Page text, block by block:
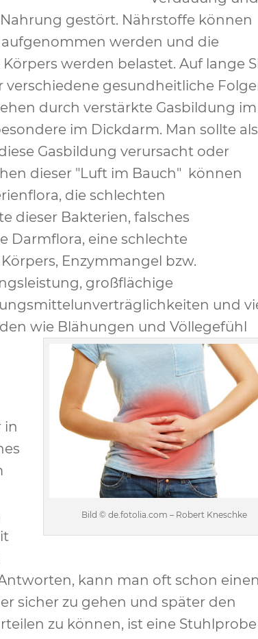
gestört. Nährstoffe können
werden und die
werden belastet. Auf lange
verschiedene gesundheitliche
durch verstärkte Gasbildung im
im Dickdarm. Man sollte
Gasbildung verursacht oder
dieser "Luft im Bauch" können
die schlechten
dieser Bakterien, falsches
Darmflora, eine schlechte
Enzymmangel bzw.
großflächige
und
wie Blähungen und Völlegefühl
Bild © de.fotolia.com – Robert Kneschke
in
kann man oft schon einen
sicher zu gehen und später den
zu können, ist eine Stuhlprobe